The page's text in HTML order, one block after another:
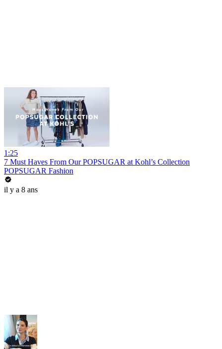
1:25
7 Must Haves From Our POPSUGAR at Kohl’s Collection
POPSUGAR Fashion
il y a 8 ans